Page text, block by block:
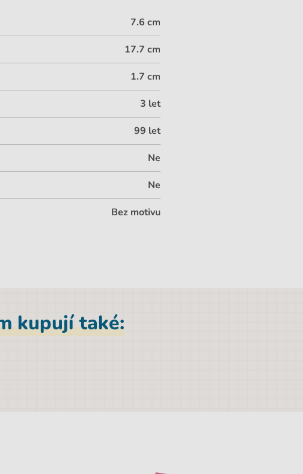
7.6 cm
17.7 cm
1.7 cm
3 let
99 let
Ne
Ne
Bez motivu
kupují také: